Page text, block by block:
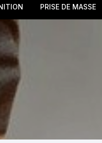
PRISE DE MASSE